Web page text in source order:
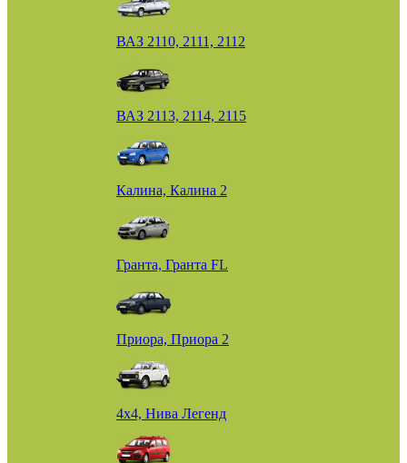
ВАЗ 2110, 2111, 2112
ВАЗ 2113, 2114, 2115
Калина, Калина 2
Гранта, Гранта FL
Приора, Приора 2
4х4, Нива Легенд